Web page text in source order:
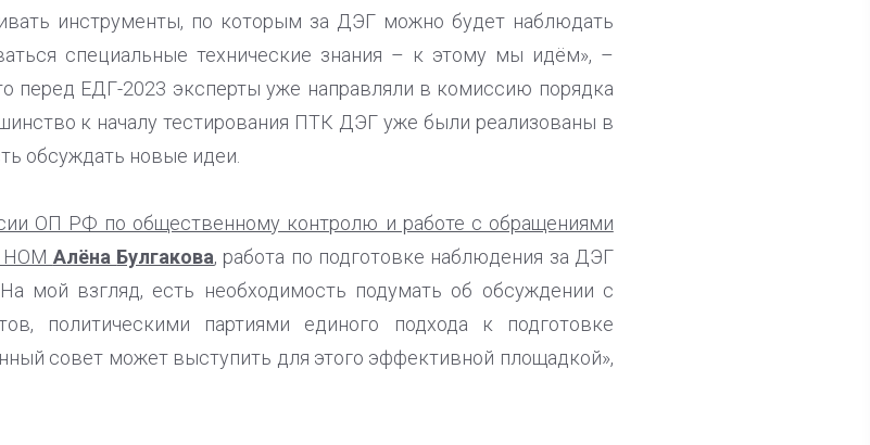
инструменты, по которым за ДЭГ можно будет наблюдать
специальные технические знания – к этому мы идём», –
перед ЕДГ-2023 эксперты уже направляли в комиссию порядка
к началу тестирования ПТК ДЭГ уже были реализованы в
обсуждать новые идеи.
ОП РФ по общественному контролю и работе с обращениями
НОМ Алёна Булгакова, работа по подготовке наблюдения за ДЭГ
мой взгляд, есть необходимость подумать об обсуждении с
политическими партиями единого подхода к подготовке
совет может выступить для этого эффективной площадкой»,